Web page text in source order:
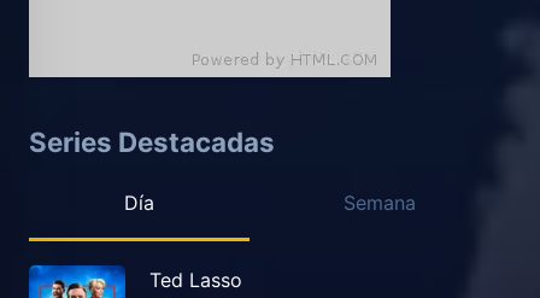
Series Destacadas
Día Semana
Ted Lasso